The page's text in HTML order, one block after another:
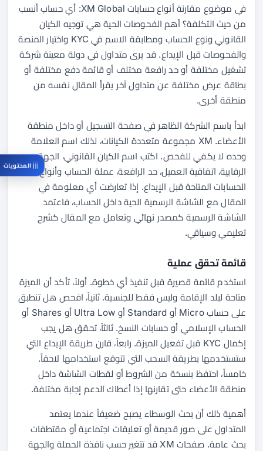
في موضوع مقارنة أنواع حسابات XM Global: أي حساب أنسب
من حيث التكلفة؟ أهم الفحوصات الحية هي توجيه الكيان
القانوني ونوع الحساب ومطابقة الاسم في KYC واختيار المنصة
والفحوصات قبل الإيداع. قد يرى متداول في دولة معينة شركة
تشغيل مختلفة أو حد رافعة مختلف أو قائمة دفع مختلفة أو
بطاقة عرض مختلفة عن متداول آخر يقرأ المقال نفسه من
منطقة أخرى.
ابدأ باسم الشركة الظاهر في صفحة التسجيل أو داخل منطقة
الأعضاء. XM مجموعة متعددة الكيانات، لذلك اسم العلامة
وحده لا يكفي للفحص. اكتب اسم الكيان القانوني، الجهة
الرقابية، اتفاقية العميل، حد الرافعة، عملة الحساب وأنواع
الحسابات المتاحة قبل الإيداع. إذا تعارضت أي معلومة في
المقال مع الشاشة الرسمية الحية داخل الحساب، فاعتمد
الشاشة الرسمية كمصدر نهائي وتعامل مع المقال كشرح
تعليمي وسياقي.
قائمة تحقق عملية
استخدم قائمة قصيرة قبل تنفيذ أي خطوة. أولاً، تأكد أن الميزة
متاحة لبلد الإقامة وليس فقط للجنسية. ثانياً، افحص هل تنطبق
على حساب Micro أو Standard أو Ultra Low أو Shares أو
الحساب الإسلامي أو حسابات النسخ. ثالثاً، تحقق هل يجب
إكمال KYC قبل تفعيل الميزة. رابعاً، قارن طريقة الإيداع التي
ستستخدمها بطريقة السحب التي تتوقع استخدامها لاحقاً.
خامساً، احتفظ بنسخة من الشروط أو لقطات الشاشة داخل
منطقة الأعضاء حتى تقارنها إذا أعطاك الدعم إجابة مختلفة.
أهمية ذلك أن بحث الوسطاء يصبح ضعيفاً عندما يعتمد
المتداول على صور قديمة أو تعليقات اجتماعية أو مقتطفات
بحث عامة. صفحات XM قد تتغير حسب نافذة الحملة والجهة
المحتويات